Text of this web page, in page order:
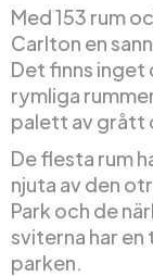
Med 153 rum
Carlton en
Det finns inget
rymliga
palett av grått
De flesta rum
njuta av den
Park och de
sviterna har
parken.